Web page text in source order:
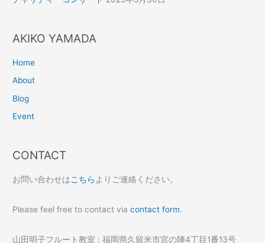
AKIKO YAMADA
Home
About
Blog
Event
CONTACT
お問い合わせはこちら よりご連絡ください。
Please feel free to contact viacontact form.
山田明子フルート教室 : 福岡県久留米市宮の陣4丁目1番13号